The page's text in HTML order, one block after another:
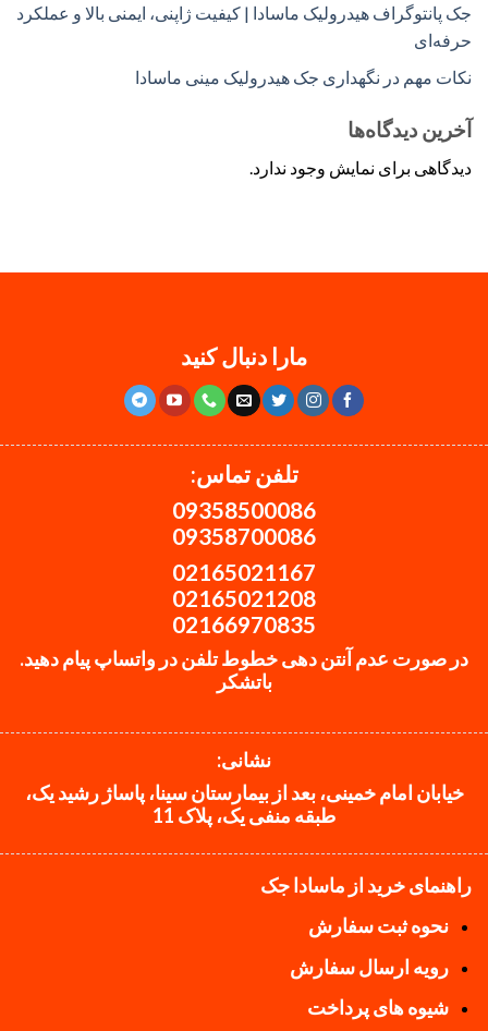
جک پانتوگراف هیدرولیک ماسادا | کیفیت ژاپنی، ایمنی بالا و عملکرد
حرفه‌ای
نکات مهم در نگهداری جک هیدرولیک مینی ماسادا
آخرین دیدگاه‌ها
دیدگاهی برای نمایش وجود ندارد.
مارا دنبال کنید
تلفن تماس:
09358500086
09358700086
02165021167
02165021208
02166970835
در صورت عدم آنتن دهی خطوط تلفن در واتساپ پیام دهید.
باتشکر
نشانی:
خیابان امام خمینی، بعد از بیمارستان سینا، پاساژ رشید یک،
طبقه منفی یک، پلاک 11
راهنمای خرید از ماسادا جک
نحوه ثبت سفارش
رویه ارسال سفارش
شیوه های پرداخت